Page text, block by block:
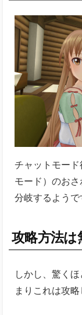
チャットモード
モード）のお
分岐するよう
攻略方法
しかし、驚くほ